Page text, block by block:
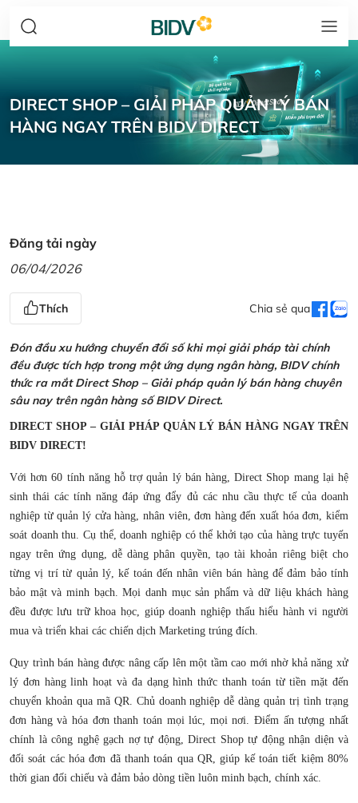
DIRECT SHOP – GIẢI PHÁP QUẢN LÝ BÁN
HÀNG NGAY TRÊN BIDV DIRECT
Đăng tải ngày
06/04/2026
Thích Chia sẻ qua
Đón đầu xu hướng chuyển đổi số khi mọi giải pháp tài chính
đều được tích hợp trong một ứng dụng ngân hàng, BIDV chính
thức ra mắt Direct Shop – Giải pháp quản lý bán hàng chuyên
sâu nay trên ngân hàng số BIDV Direct.
DIRECT SHOP – GIẢI PHÁP QUẢN LÝ BÁN HÀNG NGAY TRÊN
BIDV DIRECT!
Với hơn 60 tính năng hỗ trợ quản lý bán hàng, Direct Shop mang lại hệ
sinh thái các tính năng đáp ứng đẩy đủ các nhu cầu thực tế của doanh
nghiệp từ quản lý cửa hàng, nhân viên, đơn hàng đến xuất hóa đơn, kiểm
soát doanh thu. Cụ thể, doanh nghiệp có thể khởi tạo của hàng trực tuyến
ngay trên ứng dụng, dễ dàng phân quyền, tạo tài khoản riêng biệt cho
từng vị trí từ quản lý, kế toán đến nhân viên bán hàng để đảm bảo tính
bảo mật và minh bạch. Mọi danh mục sản phẩm và dữ liệu khách hàng
đều được lưu trữ khoa học, giúp doanh nghiệp thấu hiểu hành vi người
mua và triển khai các chiến dịch Marketing trúng đích.
Quy trình bán hàng được nâng cấp lên một tầm cao mới nhờ khả năng xử
lý đơn hàng linh hoạt và đa dạng hình thức thanh toán từ tiền mặt đến
chuyển khoản qua mã QR. Chủ doanh nghiệp dễ dàng quản trị tình trạng
đơn hàng và hóa đơn thanh toán mọi lúc, mọi nơi. Điểm ấn tượng nhất
chính là công nghệ gạch nợ tự động, Direct Shop tự động nhận diện và
đối soát các hóa đơn đã thanh toán qua QR, giúp kế toán tiết kiệm 80%
thời gian đối chiếu và đảm bảo dòng tiền luôn minh bạch, chính xác.